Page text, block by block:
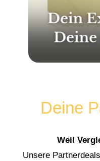
Deine
Weil
Unsere